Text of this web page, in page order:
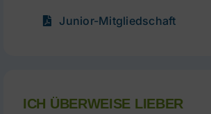
Junior-Mitgliedschaft
ICH ÜBERWEISE LIEBER